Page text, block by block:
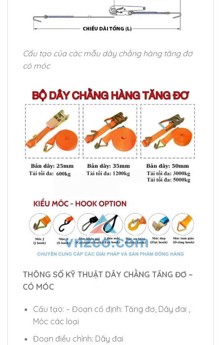
Cấu tạo của các mẫu dây chằng hàng tăng đơ
có móc
THÔNG SỐ KỸ THUẬT DÂY CHẰNG TĂNG ĐƠ –
CÓ MÓC
Cấu tạo: – Đoạn cố định: Tăng đơ, Dây đai ,
Móc các loại
Đoạn điều chỉnh: Dây đai